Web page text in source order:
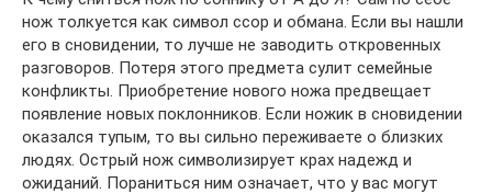
нож толкуется как символ ссор и обмана. Если вы нашли
его в сновидении, то лучше не заводить откровенных
разговоров. Потеря этого предмета сулит семейные
конфликты. Приобретение нового ножа предвещает
появление новых поклонников. Если ножик в сновидении
оказался тупым, то вы сильно переживаете о близких
людях. Острый нож символизирует крах надежд и
ожиданий. Пораниться ним означает, что у вас могут